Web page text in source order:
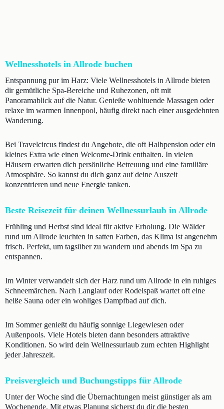
Wellnesshotels in Allrode buchen
Entspannung pur im Harz: Viele Wellnesshotels in Allrode bieten
dir gemütliche Spa-Bereiche und Ruhezonen, oft mit
Panoramablick auf die Natur. Genieße wohltuende Massagen oder
relaxe im warmen Innenpool, häufig direkt nach einer ausgedehnten
Wanderung.
Bei Travelcircus findest du Angebote, die oft Halbpension oder ein
kleines Extra wie einen Welcome-Drink enthalten. In vielen
Häusern erwarten dich persönliche Betreuung und eine familiäre
Atmosphäre. So kannst du dich ganz auf deine Auszeit
konzentrieren und neue Energie tanken.
Beste Reisezeit für deinen Wellnessurlaub in Allrode
Frühling und Herbst sind ideal für aktive Erholung. Die Wälder
rund um Allrode leuchten in satten Farben, das Klima ist angenehm
frisch. Perfekt, um tagsüber zu wandern und abends im Spa zu
entspannen.
Im Winter verwandelt sich der Harz rund um Allrode in ein ruhiges
Schneemärchen. Nach Langlauf oder Rodelspaß wartet oft eine
heiße Sauna oder ein wohliges Dampfbad auf dich.
Im Sommer genießt du häufig sonnige Liegewiesen oder
Außenpools. Viele Hotels bieten dann besonders attraktive
Konditionen. So wird dein Wellnessurlaub zum echten Highlight
jeder Jahreszeit.
Preisvergleich und Buchungstipps für Allrode
Unter der Woche sind die Übernachtungen meist günstiger als am
Wochenende. Mit etwas Planung sicherst du dir die besten